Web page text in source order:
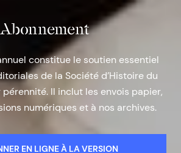
Abonnement
constitue le soutien essentiel
de la Société d’Histoire du
Il inclut les envois papier,
numériques et à nos archives.
EN LIGNE À LA VERSION